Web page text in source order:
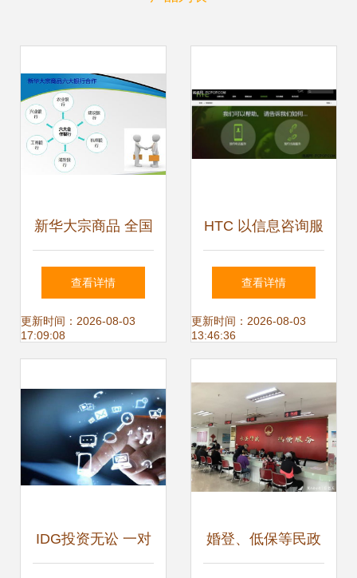
新华大宗商品 全国
免费开户，一站式
供求信息与咨询服
查看详情
更新时间：2026-08-03
17:09:08
HTC 以信息咨询服
务引领移动互联网
时代的售后服务变
查看详情
更新时间：2026-08-03
13:46:36
IDG投资无讼 一对 婚登、低保等民政